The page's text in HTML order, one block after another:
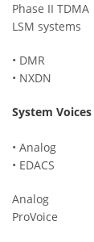
Phase II TDMA
LSM systems
• DMR
• NXDN
System Voices
• Analog
• EDACS
Analog
ProVoice